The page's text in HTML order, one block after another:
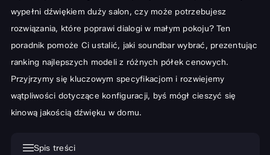
wypełni dźwiękiem duży salon, czy może potrzebujesz
rozwiązania, które poprawi dialogi w małym pokoju? Ten
poradnik pomoże Ci ustalić, jaki soundbar wybrać, prezentując
ranking najlepszych modeli z różnych półek cenowych.
Przyjrzymy się kluczowym specyfikacjom i rozwiejemy
wątpliwości dotyczące konfiguracji, byś mógł cieszyć się
kinową jakością dźwięku w domu.
Spis treści